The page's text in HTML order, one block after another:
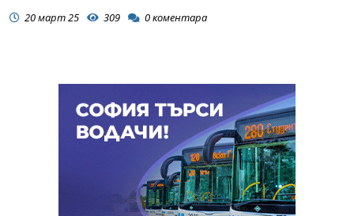
20 март 25 309 0коментара